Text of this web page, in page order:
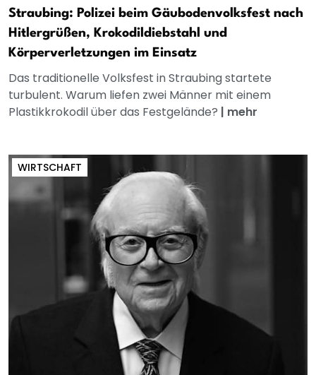
Straubing: Polizei beim Gäubodenvolksfest nach
Hitlergrüßen, Krokodildiebstahl und
Körperverletzungen im Einsatz
Das traditionelle Volksfest in Straubing startete
turbulent. Warum liefen zwei Männer mit einem
Plastikkrokodil über das Festgelände? | mehr
WIRTSCHAFT